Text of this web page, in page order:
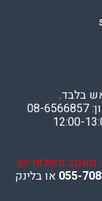
בלבד.
מעקב משלוח יש
055- או בלינק